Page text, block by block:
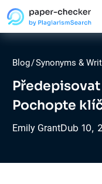
Blog/Synonyms &
Pochopte
Emily GrantDub 10,